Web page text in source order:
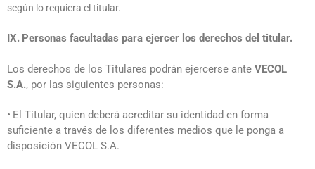
según lo requiera el titular.
IX. Personas facultadas para ejercer los derechos del titular.
Los derechos de los Titulares podrán ejercerse ante VECOL
S.A., por las siguientes personas:
• El Titular, quien deberá acreditar su identidad en forma
suficiente a través de los diferentes medios que le ponga a
disposición VECOL S.A.